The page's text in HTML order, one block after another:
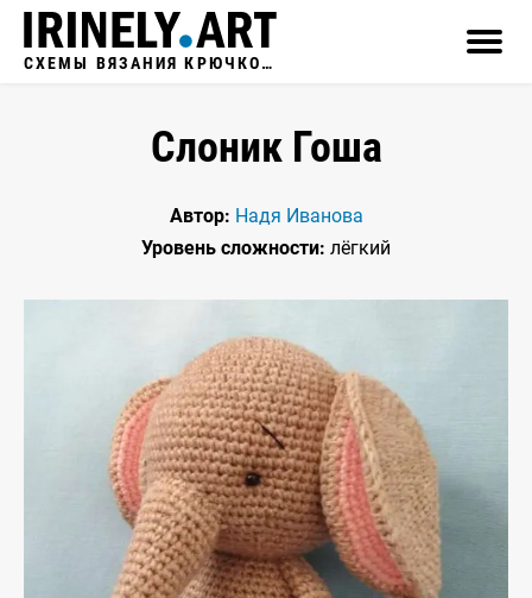
СХЕМЫ ВЯЗАНИЯ КРЮЧКОМ
Слоник Гоша
Автор: Надя Иванова
Уровень сложности: лёгкий